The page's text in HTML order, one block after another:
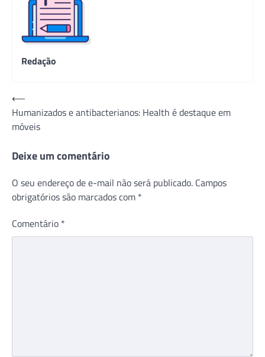
Redação
Navegação
de
Post
⟵
Humanizados e antibacterianos: Health é destaque em
móveis
Deixe um comentário
O seu endereço de e-mail não será publicado. Campos
obrigatórios são marcados com *
Comentário *